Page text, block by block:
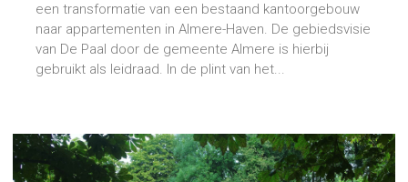
een transformatie van een bestaand kantoorgebouw
naar appartementen in Almere-Haven. De gebiedsvisie
van De Paal door de gemeente Almere is hierbij
gebruikt als leidraad. In de plint van het...